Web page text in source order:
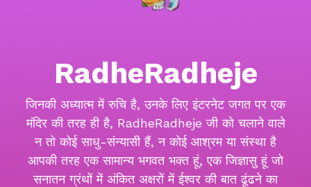
RadheRadheje
जिनकी अध्यात्म में रुचि है, उनके लिए इंटरनेट जगत पर एक
मंदिर की तरह ही है, RadheRadheje जी को चलाने वाले
न तो कोई साधु-संन्यासी हैं, न कोई आश्रम या संस्था है
आपकी तरह एक सामान्य भगवत भक्त हूं, एक जिज्ञासु हूं जो
सनातन ग्रंथों में अंकित अक्षरों में ईश्वर की बात ढूंढने का